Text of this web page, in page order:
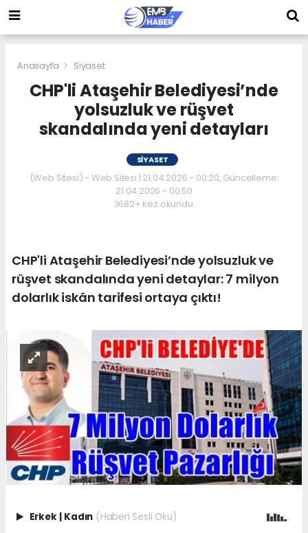
Anasayfa Siyaset
CHP'li Ataşehir Belediyesi’nde
yolsuzluk ve rüşvet
skandalında yeni detayları
SIYASET
(Web Sitesi) - Web Sitesi | 21.04.2026 - 00:20, Güncelleme:
21.04.2026 - 00:50
3682+ kez okundu.
CHP'li Ataşehir Belediyesi’nde yolsuzluk ve
rüşvet skandalında yeni detaylar: 7 milyon
dolarlık iskân tarifesi ortaya çıktı!
Erkek Kadın (Haberi Sesli Oku)